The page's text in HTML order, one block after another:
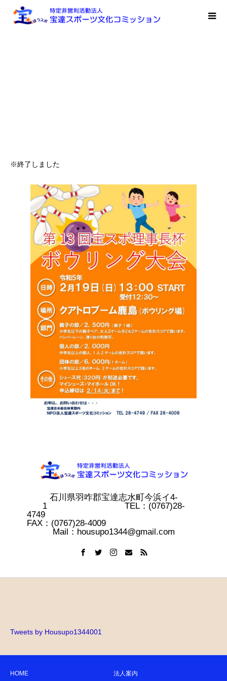
※終了しました
石川県羽咋郡宝達志水町今浜イ4-
1 TEL：(0767)28-
4749
FAX：(0767)28-4009
Mail：housupo1344@gmail.com
Tweets by Housupo1344001
HOME 法人案内